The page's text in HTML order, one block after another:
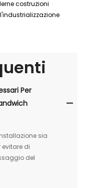
costruzioni
Per
sia
di
del